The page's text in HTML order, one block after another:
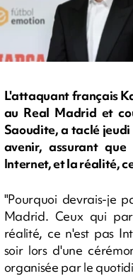
L'attaquant français
au Real Madrid et
Saoudite, a taclé jeudi
avenir, assurant
Internet, et la réalité,
"Pourquoi devrais-je
Madrid. Ceux qui
réalité, ce n'est pas
soir lors d'une
organisée par le